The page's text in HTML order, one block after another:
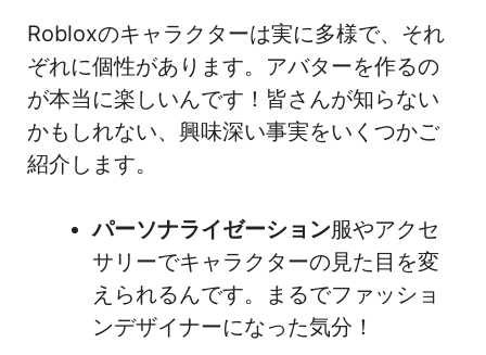
Robloxのキャラクターは実に多様で、それ
ぞれに個性があります。アバターを作るの
が本当に楽しいんです！皆さんが知らない
かもしれない、興味深い事実をいくつかご
紹介します。
パーソナライゼーション服やアクセ
サリーでキャラクターの見た目を変
えられるんです。まるでファッショ
ンデザイナーになった気分！